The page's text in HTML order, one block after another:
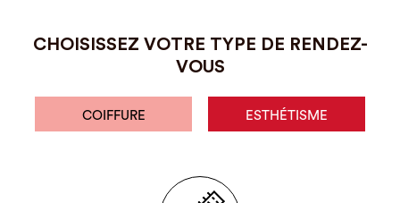
CHOISISSEZ VOTRE TYPE DE RENDEZ-
VOUS
COIFFURE ESTHÉTISME